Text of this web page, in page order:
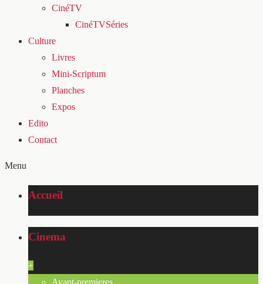
CinéTV
CinéTVSéries
Culture
Livres
Mini-Scriptum
Planches
Expos
Edito
Contact
Menu
Accueil
Cinema
+
Avant-premieres